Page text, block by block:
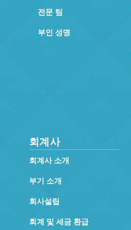
전문 팀
부인 성명
회계사
회계사 소개
부기 소개
회사설립
회계 및 세금 환급